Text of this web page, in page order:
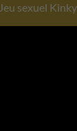
Jeu sexuel